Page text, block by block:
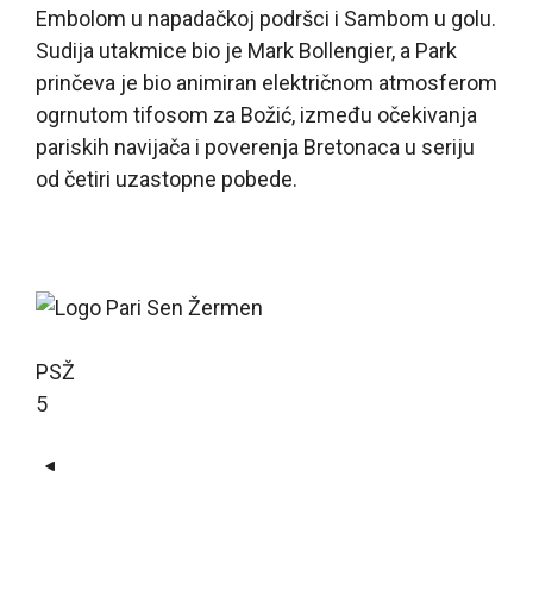
Embolom u napadačkoj podršci i Sambom u golu.
Sudija utakmice bio je Mark Bollengier, a Park
prinčeva je bio animiran električnom atmosferom
ogrnutom tifosom za Božić, između očekivanja
pariskih navijača i poverenja Bretonaca u seriju
od četiri uzastopne pobede.
PSŽ
5